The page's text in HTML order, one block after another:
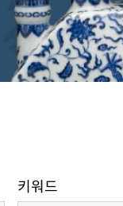
키워드